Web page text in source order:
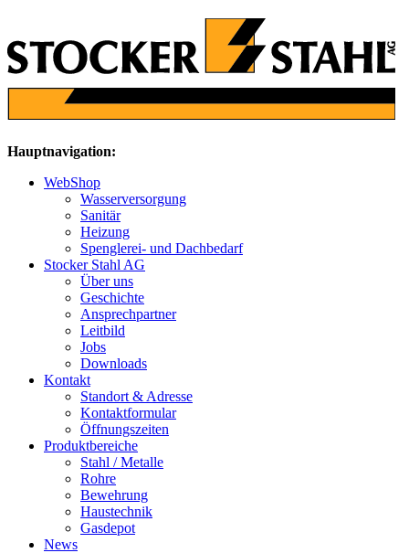
Hauptnavigation:
WebShop
Wasserversorgung
Sanitär
Heizung
Spenglerei- und Dachbedarf
Stocker Stahl AG
Über uns
Geschichte
Ansprechpartner
Leitbild
Jobs
Downloads
Kontakt
Standort & Adresse
Kontaktformular
Öffnungszeiten
Produktbereiche
Stahl / Metalle
Rohre
Bewehrung
Haustechnik
Gasdepot
News